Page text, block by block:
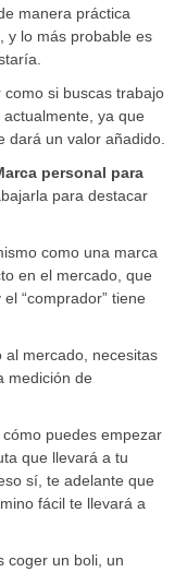
manera práctica
y lo más probable es
si buscas trabajo
ya que
dará un valor añadido.
personal para
para destacar
como una marca
en el mercado, que
“comprador” tiene
al mercado, necesitas
medición de
puedes empezar
que llevará a tu
sí, te adelante que
fácil te llevará a
coger un boli, un